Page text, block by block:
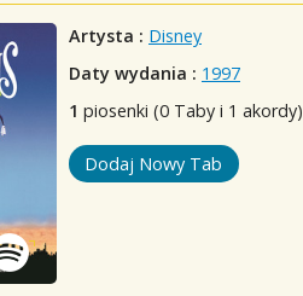
Artysta : Disney
Daty wydania : 1997
1 piosenki (0 Taby i 1 akordy)
Dodaj Nowy Tab